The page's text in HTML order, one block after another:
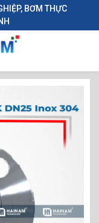
BƠM THỰC